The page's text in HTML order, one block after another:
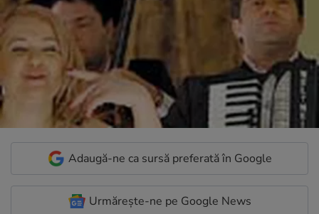
Adaugă-ne ca sursă preferată în Google
Urmărește-ne pe Google News